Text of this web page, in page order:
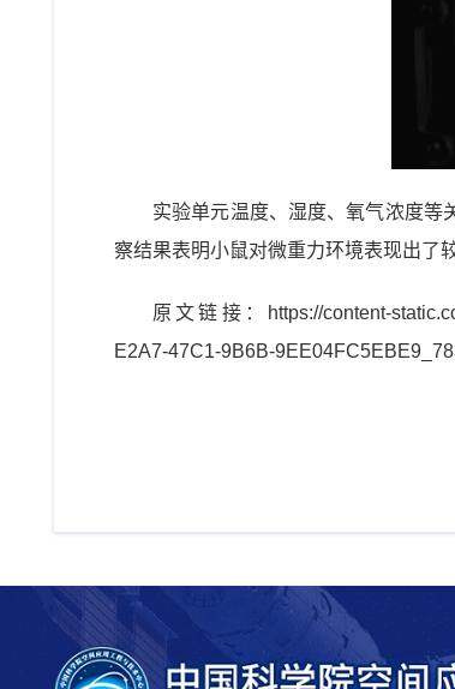
实验单元温度、湿度、氧气浓度等
察结果表明小鼠对微重力环境表现出了
原文链接：
https://content-
E2A7-47C1-9B6B-